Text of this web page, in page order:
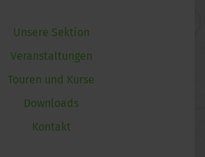
Unsere Sektion
Veranstaltungen
Touren und Kurse
Downloads
Kontakt